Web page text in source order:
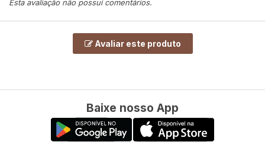
Esta avaliação não possui comentários.
Avaliar este produto
Baixe nosso App